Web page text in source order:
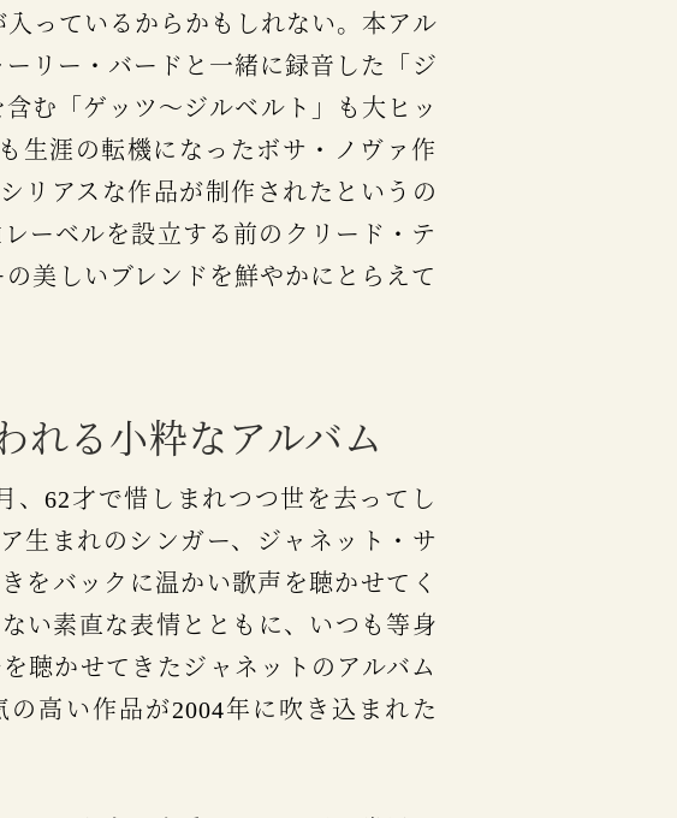
っているからかもしれない。本アル
リー・バードと一緒に録音した「ジ
む「ゲッツ～ジルベルト」も大ヒッ
生涯の転機になったボサ・ノヴァ作
リアスな作品が制作されたというの
ーベルを設立する前のクリード・テ
美しいブレンドを鮮やかにとらえて
る小粋なアルバム
生まれのシンガー、ジャネット・サ
をバックに温かい歌声を聴かせてく
い素直な表情とともに、いつも等身
聴かせてきたジャネットのアルバム
高い作品が2004年に吹き込まれた